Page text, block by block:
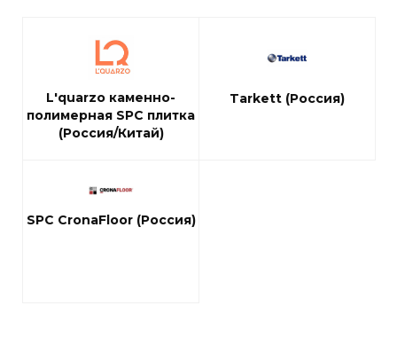
L'quarzo каменно-
полимерная SPC плитка
(Россия/Китай)
Tarkett (Россия)
SPC CronaFloor (Россия)